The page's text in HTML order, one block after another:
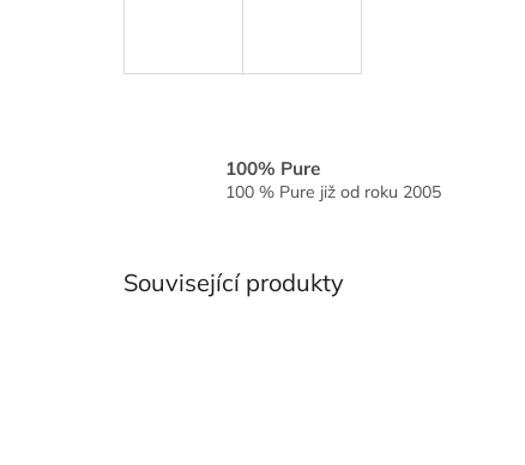
100% Pure
100 % Pure již od roku 2005
Související produkty